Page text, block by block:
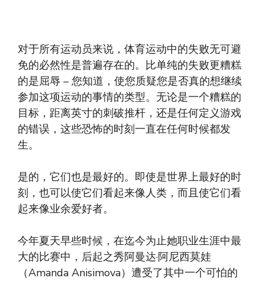
对于所有运动员来说，体育运动中的失败无可避
免的必然性是普遍存在的。比单纯的失败更糟糕
的是屈辱 – 您知道，使您质疑您是否真的想继续
参加这项运动的事情的类型。无论是一个糟糕的
目标，距离英寸的刺破推杆，还是任​​何定义游戏
的错误，这些恐怖的时刻一直在任何时候都发
生。
是的，它们也是最好的。即使是世界上最好的时
刻，也可以使它们看起来像人类，而且使它们看
起来像业余爱好者。
今年夏天早些时候，在迄今为止她职业生涯中最
大的比赛中，后起之秀阿曼达·阿尼西莫娃
（Amanda Anisimova）遭受了其中一个可怕的